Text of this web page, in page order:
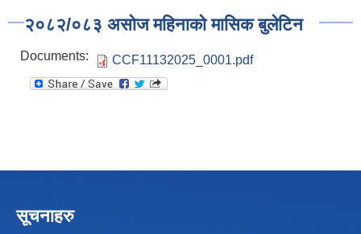
२०८२/०८३ असोज महिनाको मासिक बुलेटिन
Documents: CCF11132025_0001.pdf
सूचनाहरु